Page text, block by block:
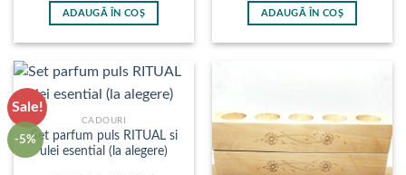
a
fost:
ADAUGĂ ÎN COȘ
a
fost:
ADAUGĂ ÎN COȘ
Sale!
-5%
CADOURI
Set parfum puls RITUAL si
ulei esential (la alegere)